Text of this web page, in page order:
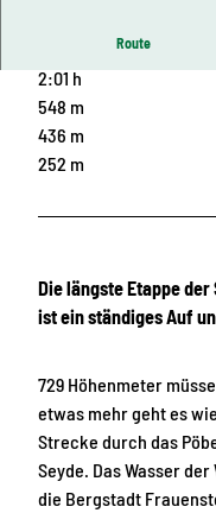
Route
2:01 h
548 m
436 m
252 m
Die längste Etappe
ist ein ständiges Auf
729 Höhenmeter
etwas mehr geht es
Strecke durch das
Seyde. Das Wasser
die Bergstadt